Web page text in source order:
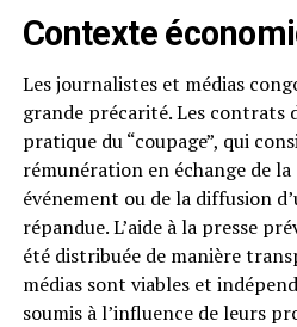
Contexte
Les journalistes et médias
grande précarité. Les contrats
pratique du “coupage”, qui
rémunération en échange de
événement ou de la diffusion
répandue. L’aide à la presse
été distribuée de manière
médias sont viables et
soumis à l’influence de leurs